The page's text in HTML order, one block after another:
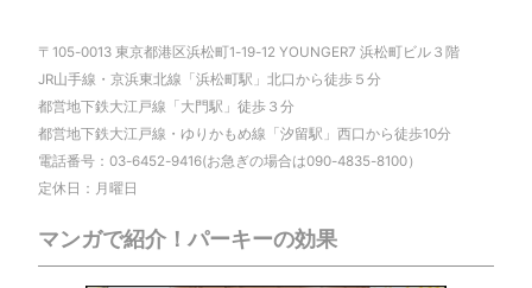
〒105-0013 東京都港区浜松町1-19-12 YOUNGER7 浜松町ビル３階
JR山手線・京浜東北線「浜松町駅」北口から徒歩５分
都営地下鉄大江戸線「大門駅」徒歩３分
都営地下鉄大江戸線・ゆりかもめ線「汐留駅」西口から徒歩10分
電話番号：03-6452-9416(お急ぎの場合は090-4835-8100）
定休日：月曜日
マンガで紹介！パーキーの効果